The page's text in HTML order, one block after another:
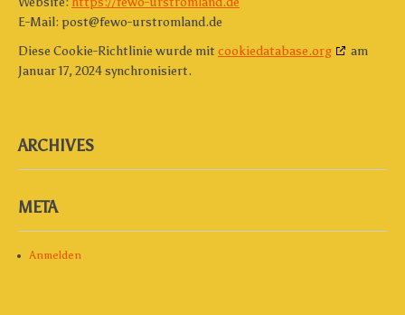
E-Mail: post@fewo-urstromland.de
Diese Cookie-Richtlinie wurde mit cookiedatabase.org
am
Januar 17, 2024 synchronisiert.
ARCHIVES
META
Anmelden